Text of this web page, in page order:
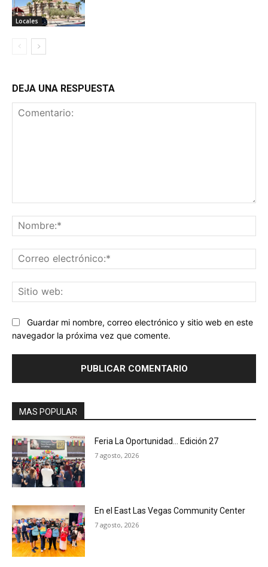
Locales
DEJA UNA RESPUESTA
Guardar mi nombre, correo electrónico y sitio web en este
navegador la próxima vez que comente.
MAS POPULAR
Feria La Oportunidad… Edición 27
7 agosto, 2026
En el East Las Vegas Community Center
7 agosto, 2026